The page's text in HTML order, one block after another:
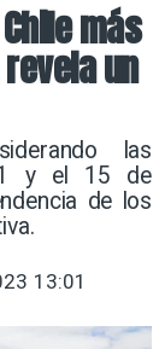
más
un
las
1 y el 15 de
de los
13:01